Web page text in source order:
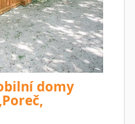
domy